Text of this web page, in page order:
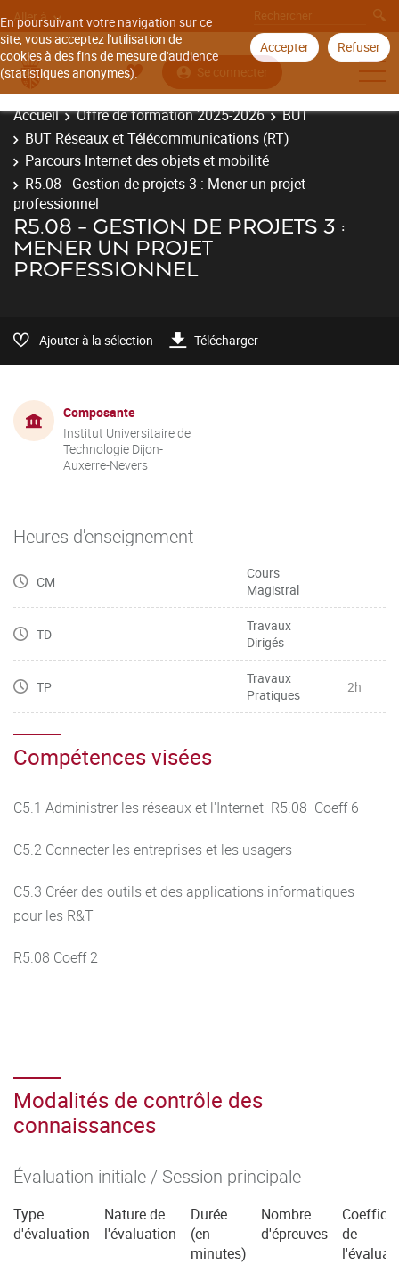
En poursuivant votre navigation sur ce
site, vous acceptez l'utilisation de
cookies à des fins de mesure d'audience
(statistiques anonymes).
Accepter Refuser
Aller à
Se connecter
Accueil Offre de formation 2025-2026
BUT
BUT Réseaux et Télécommunications (RT)
Parcours Internet des objets et mobilité
R5.08 - Gestion de projets 3 : Mener un projet
professionnel
R5.08 - GESTION DE PROJETS 3 :
MENER UN PROJET
PROFESSIONNEL
Ajouter à la sélection Télécharger
Composante
Institut Universitaire de
Technologie Dijon-
Auxerre-Nevers
Heures d'enseignement
CM
Cours
Magistral
TD
Travaux
Dirigés
TP
Travaux
Pratiques
2h
Compétences visées
C5.1 Administrer les réseaux et l'Internet R5.08 Coeff 6
C5.2 Connecter les entreprises et les usagers
C5.3 Créer des outils et des applications informatiques
pour les R&T
R5.08 Coeff 2
Modalités de contrôle des
connaissances
Évaluation initiale / Session principale
Type
d'évaluation
Nature de
l'évaluation
Durée
(en
minutes)
Nombre
d'épreuves
de